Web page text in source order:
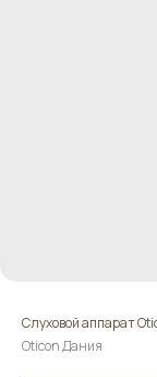
Слуховой аппарат
Oticon Дания